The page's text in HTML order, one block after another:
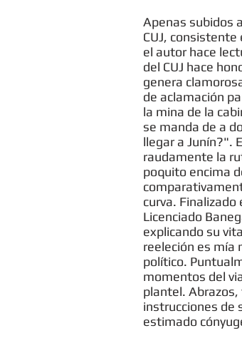
Apenas subidos
CUJ,
el autor hace
del CUJ hace
genera
de aclamación
la mina de la
se manda de a
llegar a Junín?".
raudamente la
poquito encima
curva.
Licenciado
explicando su
reeleción es mía
político.
momentos del
plantel.
instrucciones de
estimado